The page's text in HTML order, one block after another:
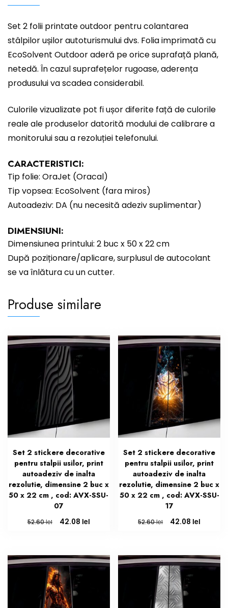
Set 2 folii printate outdoor pentru colantarea
stâlpilor ușilor autoturismului dvs. Folia imprimată cu
EcoSolvent Outdoor aderă pe orice suprafață plană,
netedă. În cazul suprafețelor rugoase, aderența
produsului va scadea considerabil.
Culorile vizualizate pot fi ușor diferite față de culorile
reale ale produselor datorită modului de calibrare a
monitorului sau a rezoluției telefonului.
CARACTERISTICI:
Tip folie: OraJet (Oracal)
Tip vopsea: EcoSolvent (fara miros)
Autoadeziv: DA (nu necesită adeziv suplimentar)
DIMENSIUNI:
Dimensiunea printului: 2 buc x 50 x 22 cm
După poziționare/aplicare, surplusul de autocolant
se va înlătura cu un cutter.
Produse similare
Set 2 stickere decorative
pentru stalpii usilor, print
autoadeziv de inalta
rezolutie, dimensine 2 buc x
50 x 22 cm , cod: AVX-SSU-
07
52.60lei
Prețul
52.60 lei.
42.08 leiPrețul
Set 2 stickere decorative
pentru stalpii usilor, print
autoadeziv de inalta
rezolutie, dimensine 2 buc x
50 x 22 cm , cod: AVX-SSU-
17
52.60lei
Prețul
52.60 lei.
42.08 lei